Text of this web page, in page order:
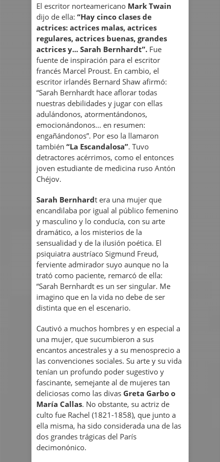
El escritor norteamericano Mark Twain
dijo de ella: “Hay cinco clases de
actrices: actrices malas, actrices
regulares, actrices buenas, grandes
actrices y... Sarah Bernhardt”. Fue
fuente de inspiración para el escritor
francés Marcel Proust. En cambio, el
escritor irlandés Bernard Shaw afirmó:
“Sarah Bernhardt hace aflorar todas
nuestras debilidades y jugar con ellas
adulándonos, atormentándonos,
emocionándonos... en resumen:
engañándonos”. Por eso la llamaron
también “La Escandalosa”. Tuvo
detractores acérrimos, como el entonces
joven estudiante de medicina ruso Antón
Chéjov.
Sarah Bernhardt era una mujer que
encandilaba por igual al público femenino
y masculino y lo conducía, con su arte
dramático, a los misterios de la
sensualidad y de la ilusión poética. El
psiquiatra austríaco Sigmund Freud,
ferviente admirador suyo aunque no la
trató como paciente, remarcó de ella:
“Sarah Bernhardt es un ser singular. Me
imagino que en la vida no debe de ser
distinta que en el escenario.
Cautivó a muchos hombres y en especial a
una mujer, que sucumbieron a sus
encantos ancestrales y a su menosprecio a
las convenciones sociales. Su arte y su vida
tenían un profundo poder sugestivo y
fascinante, semejante al de mujeres tan
deliciosas como las divas Greta Garbo o
María Callas. No obstante, su actriz de
culto fue Rachel (1821-1858), que junto a
ella misma, ha sido considerada una de las
dos grandes trágicas del París
decimonónico.